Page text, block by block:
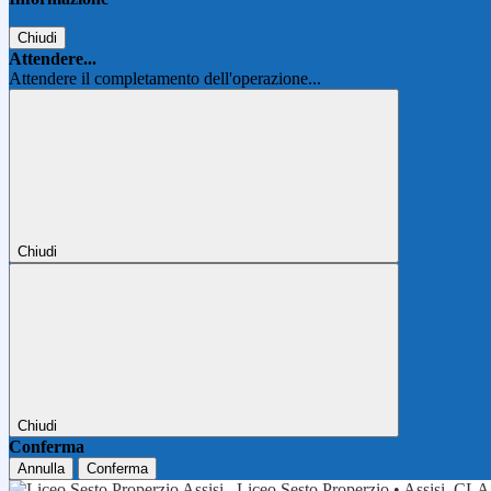
Chiudi
Attendere...
Attendere il completamento dell'operazione...
Chiudi
Chiudi
Conferma
Annulla Conferma